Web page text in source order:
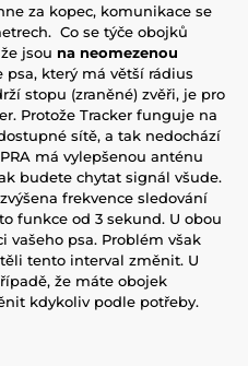
za kopec, komunikace se
Co se týče obojků
jsou na neomezenou
který má větší rádius
stopu (zraněné) zvěři, je pro
Protože Tracker funguje na
sítě, a tak nedochází
má vylepšenou anténu
budete chytat signál všude.
frekvence sledování
funkce od 3 sekund. U obou
vašeho psa. Problém však
tento interval změnit. U
že máte obojek
kdykoliv podle potřeby.